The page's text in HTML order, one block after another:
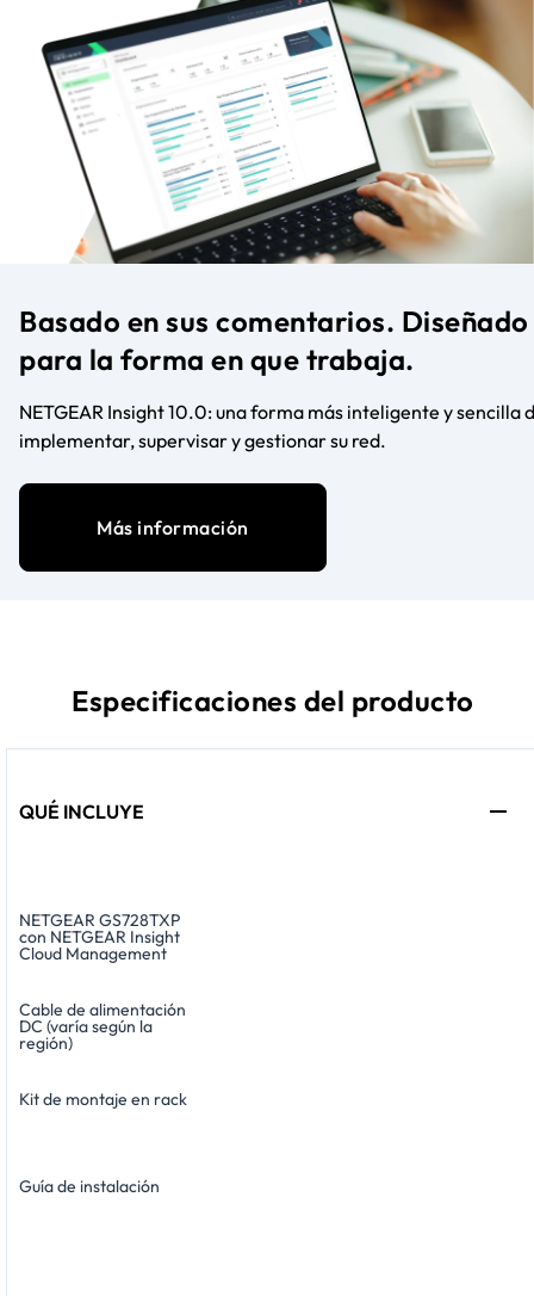
Basado en sus comentarios. Diseñado
para la forma en que trabaja.
NETGEAR Insight 10.0: una forma más inteligente y sencilla
implementar, supervisar y gestionar su red.
Más información
Especificaciones del producto
QUÉ INCLUYE
NETGEAR GS728TXP
con NETGEAR Insight
Cloud Management
Cable de alimentación
DC (varía según la
región)
Kit de montaje en rack
Guía de instalación